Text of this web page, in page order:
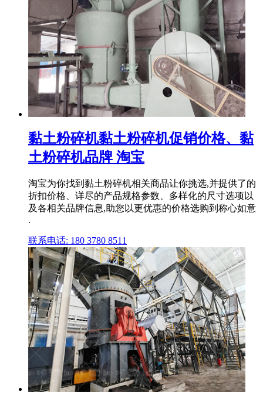
黏土粉碎机黏土粉碎机促销价格、黏
土粉碎机品牌 淘宝
淘宝为你找到黏土粉碎机相关商品让你挑选,并提供了的
折扣价格、详尽的产品规格参数、多样化的尺寸选项以
及各相关品牌信息,助您以更优惠的价格选购到称心如意
.
联系电话: 180 3780 8511